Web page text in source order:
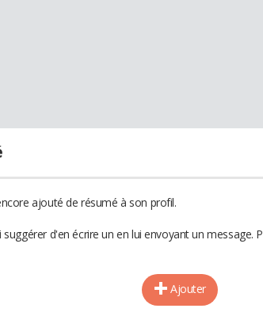
ajouté de résumé à son profil.
suggérer d'en écrire un en lui envoyant un message.
Ajouter